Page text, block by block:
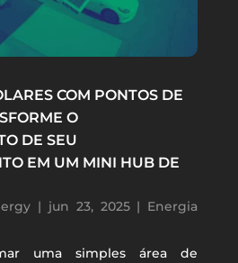
COM PONTOS DE
O
DE SEU
EM UM MINI HUB DE
| jun 23, 2025| Energia
uma simples área de